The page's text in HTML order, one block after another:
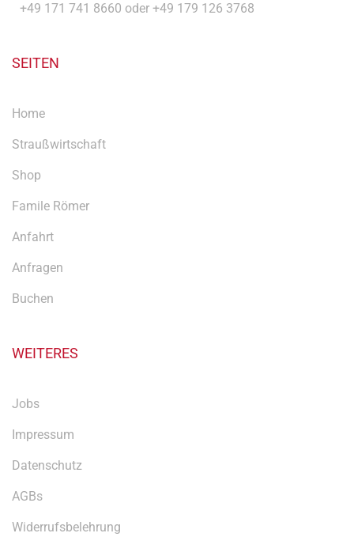
+49 171 741 8660 oder +49 179 126 3768
SEITEN
Home
Straußwirtschaft
Shop
Famile Römer
Anfahrt
Anfragen
Buchen
WEITERES
Jobs
Impressum
Datenschutz
AGBs
Widerrufsbelehrung